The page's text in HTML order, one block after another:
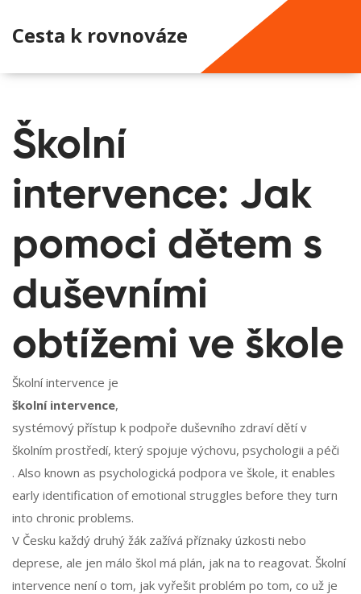
Cesta k rovnováze
Školní
intervence: Jak
pomoci dětem s
duševními
obtížemi ve škole
Školní intervence je
školní intervence,
systémový přístup k podpoře duševního zdraví dětí v
školním prostředí, který spojuje výchovu, psychologii a péči
. Also known as psychologická podpora ve škole, it enables
early identification of emotional struggles before they turn
into chronic problems.
V Česku každý druhý žák zažívá příznaky úzkosti nebo
deprese, ale jen málo škol má plán, jak na to reagovat. Školní
intervence není o tom, jak vyřešit problém po tom, co už je